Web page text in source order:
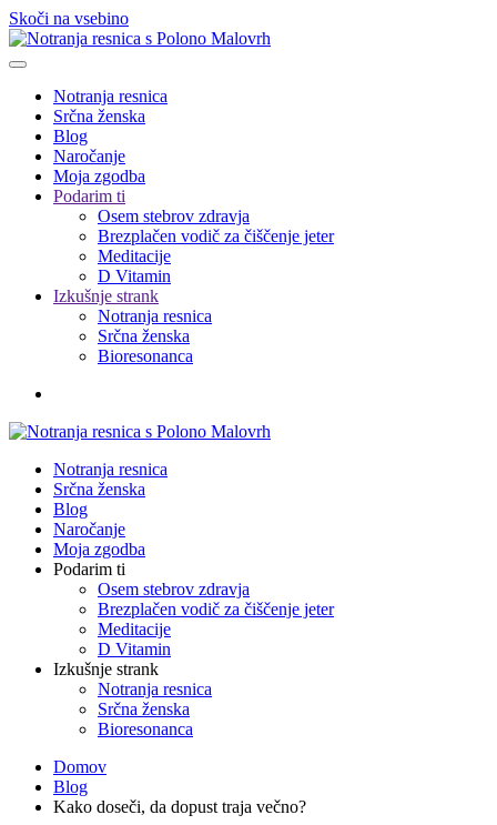
Skoči na vsebino
Notranja resnica
Srčna ženska
Blog
Naročanje
Moja zgodba
Podarim ti
Osem stebrov zdravja
Brezplačen vodič za čiščenje jeter
Meditacije
D Vitamin
Izkušnje strank
Notranja resnica
Srčna ženska
Bioresonanca
Notranja resnica
Srčna ženska
Blog
Naročanje
Moja zgodba
Podarim ti
Osem stebrov zdravja
Brezplačen vodič za čiščenje jeter
Meditacije
D Vitamin
Izkušnje strank
Notranja resnica
Srčna ženska
Bioresonanca
Domov
Blog
Kako doseči, da dopust traja večno?